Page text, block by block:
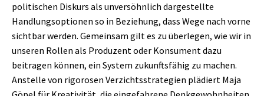
politischen Diskurs als unversöhnlich dargestellte
Handlungsoptionen so in Beziehung, dass Wege nach vorne
sichtbar werden. Gemeinsam gilt es zu überlegen, wie wir in
unseren Rollen als Produzent oder Konsument dazu
beitragen können, ein System zukunftsfähig zu machen.
Anstelle von rigorosen Verzichtsstrategien plädiert Maja